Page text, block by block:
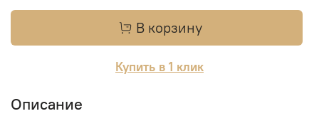
В корзину
Купить в 1 клик
Описание